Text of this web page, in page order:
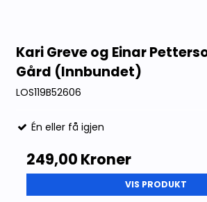
Kari Greve og Einar
Gård (Innbundet)
LOS119B52606
Én eller få igjen
249,00 Kroner
VIS PRODUKT